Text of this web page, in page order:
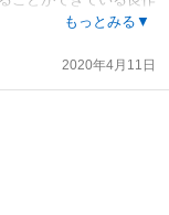
りとすぷらったーとい
ださい。
く、常に周りに自分よ
トルものです。
もっとみる▼
2020年4月11日